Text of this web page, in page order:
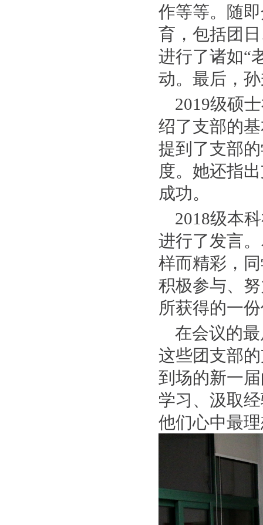
作等等。随
育，包括团
进行了诸如“
动。最后，
2019级硕
绍了支部的
提到了支部
度。她还指
成功。
2018级本
进行了发言
样而精彩，
积极参与、
所获得的一
在会议的
这些团支部
到场的新一
学习、汲取
他们心中最